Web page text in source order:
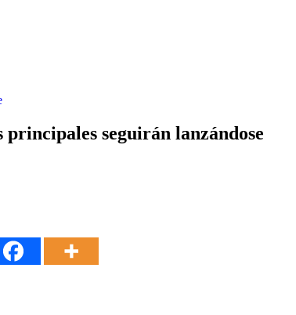
principales seguirán lanzándose